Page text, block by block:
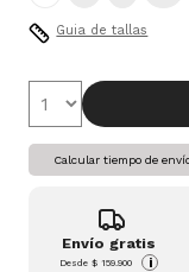
Guia de tallas
Calcular tiempo de
Envío gratis
Desde$ 159.900 i